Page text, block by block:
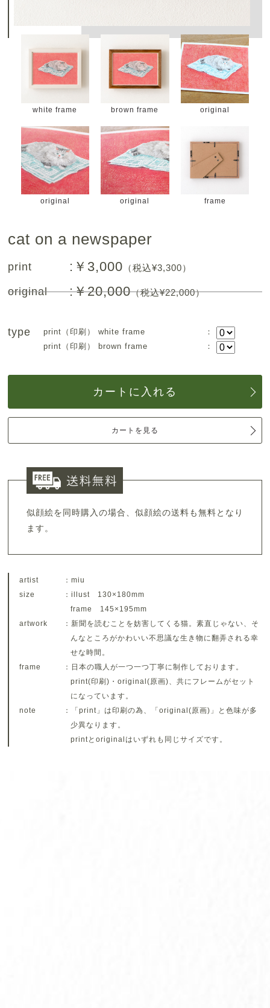
white frame brown frame original
original original frame
cat on a newspaper
print :￥3,000 （税込¥3,300）
original :￥20,000（税込¥22,000）
type print（印刷） white frame
：
print（印刷） brown frame
：
カートに入れる
カートを見る
似顔絵を同時購入の場合、似顔絵の送料も無料となり
ます。
artist
：miu
size
：illust 130×180mm
frame 145×195mm
artwork
：新聞を読むことを妨害してくる猫。素直じゃない、そ
んなところがかわいい不思議な生き物に翻弄される幸
せな時間。
frame
：日本の職人が一つ一つ丁寧に制作しております。
print(印刷)・original(原画)、共にフレームがセット
になっています。
note
：「print」は印刷の為、「original(原画)」と色味が多
少異なります。
printとoriginalはいずれも同じサイズです。